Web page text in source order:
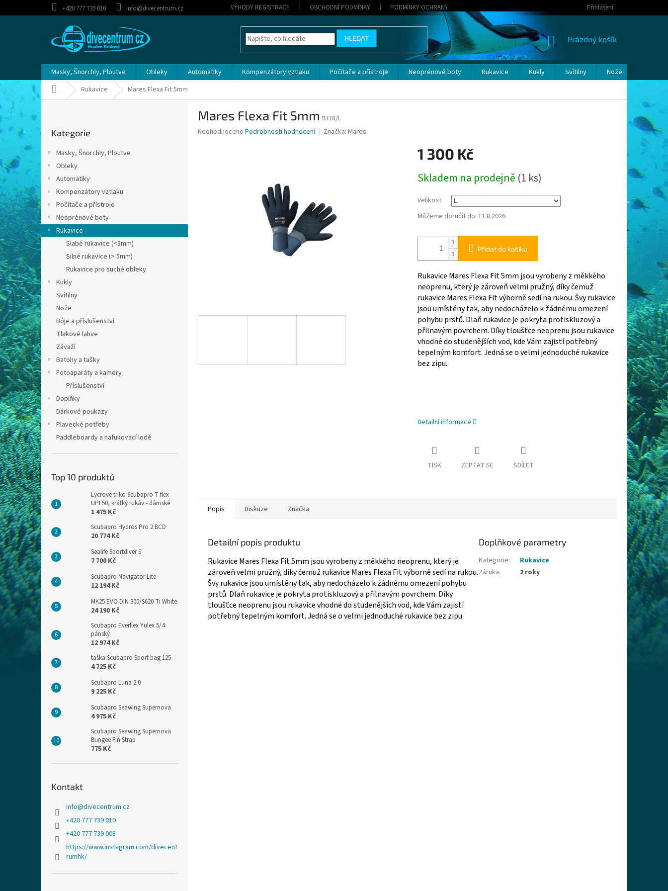
na
+420 777 739 010 info@divecentrum.cz VÝHODY REGISTRACE OBCHODNÍ PODMÍNKY PODMÍNKY OCHRANY OSOBNÍCH ÚDAJŮ Přihlášení
HLEDAT
NÁKUPNÍ
Prázdný košík
Masky, Šnorchly, Ploutve Obleky Automatiky Kompenzátory vztlaku Počítače a přístroje Neoprénové boty Rukavice Kukly Svítilny Nože
Domů Rukavice Mares Flexa Fit 5mm
í
p
n
e
l
kategorie
Kategorie
Masky, Šnorchly, Ploutve
Obleky
Automatiky
Kompenzátory vztlaku
Počítače a přístroje
Neoprénové boty
Rukavice
Slabé rukavice (<3mm)
Silné rukavice (> 5mm)
Rukavice pro suché obleky
Kukly
Svítilny
Nože
Bóje a příslušenství
Tlakové lahve
Závaží
Batohy a tašky
Fotoaparáty a kamery
Příslušenství
Doplňky
Dárkové poukazy
Plavecké potřeby
Paddleboardy a nafukovací lodě
Top 10 produktů
Lycrové triko Scubapro T-flex
UPF50, krátký rukáv - dámské
1 475 Kč
Scubapro Hydros Pro 2 BCD
20 774 Kč
Sealife Sportdiver S
7 700 Kč
Scubapro Navigator Lite
12 194 Kč
MK25 EVO DIN 300/S620 Ti White
24 190 Kč
Scubapro Everflex Yulex 5/4
pánský
12 974 Kč
taška Scubapro Sport bag 125
4 725 Kč
Scubapro Luna 2.0
9 225 Kč
Scubapro Seawing Supernova
4 975 Kč
Scubapro Seawing Supernova
Bungee Fin Strap
775 Kč
Kontakt
info@divecentrum.cz
+420 777 739 010
+420 777 739 008
https://www.instagram.com/divecent
rumhk/
Mares Flexa Fit 5mm 9318/L
Průměrné
Neohodnoceno Podrobnosti hodnocení Značka: Mares
1 300 Kč
cena:
Skladem na prodejně (1 ks)
Velikost
Můžeme doručit do: 11.8.2026
Přidat do košíku
Rukavice Mares Flexa Fit 5mm jsou vyrobeny z měkkého
neoprenu, který je zároveň velmi pružný, díky čemuž
rukavice Mares Flexa Fit výborně sedí na rukou. Švy rukavice
jsou umístěny tak, aby nedocházelo k žádnému omezení
pohybu prstů. Dlaň rukavice je pokryta protiskluzový a
přilnavým povrchem. Díky tloušťce neoprenu jsou rukavice
vhodné do studenějších vod, kde Vám zajistí potřebný
tepelným komfort. Jedná se o velmi jednoduché rukavice
bez zipu.
Detailní informace
TISK ZEPTAT SE SDÍLET
Popis Diskuze Značka
Detailní popis produktu
Rukavice Mares Flexa Fit 5mm jsou vyrobeny z měkkého neoprenu, který je
zároveň velmi pružný, díky čemuž rukavice Mares Flexa Fit výborně sedí na rukou.
Švy rukavice jsou umístěny tak, aby nedocházelo k žádnému omezení pohybu
prstů. Dlaň rukavice je pokryta protiskluzový a přilnavým povrchem. Díky
tloušťce neoprenu jsou rukavice vhodné do studenějších vod, kde Vám zajistí
potřebný tepelným komfort. Jedná se o velmi jednoduché rukavice bez zipu.
Doplňkové parametry
Kategorie:
Rukavice
Záruka: 2 roky